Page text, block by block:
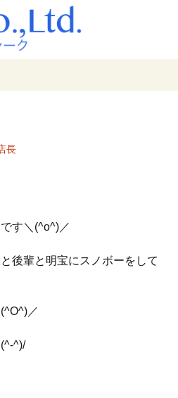
長
す＼(^o^)／
後輩と明宝にスノボーをして
／
^)/